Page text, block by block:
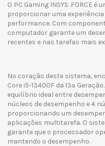
O PC Gaming INSYS .FORCE
proporcionar uma experiência
performance. Com
computador garante um
recentes e nas tarefas mais
No coração deste sistema,
Core i5-13400F da 13ª
equilíbrio ideal entre
núcleos de desempenho e 4
proporcionando um
aplicações multitarefa. O
garante que o processador
mantendo o desempenho.